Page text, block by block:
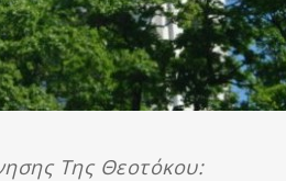
Της Θεοτόκου: